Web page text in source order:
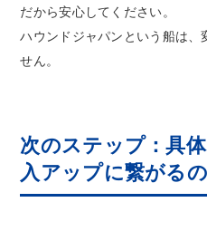
だから安心してください。
ハウンドジャパンという船は、
せん。
次のステップ：具
入アップに繋がる